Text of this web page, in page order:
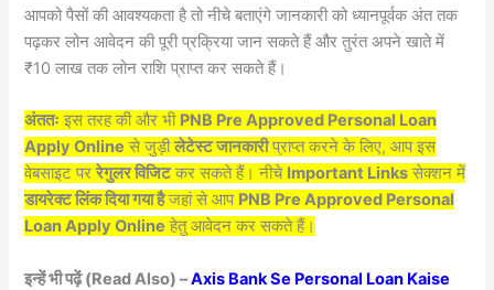
आपको पैसों की आवश्यकता है तो नीचे बताएंगे जानकारी को ध्यानपूर्वक अंत तक
पढ़कर लोन आवेदन की पूरी प्रक्रिया जान सकते हैं और तुरंत अपने खाते में
₹10 लाख तक लोन राशि प्राप्त कर सकते हैं।
अंततः इस तरह की और भी PNB Pre Approved Personal Loan
Apply Online से जुड़ीलेटेस्ट जानकारीप्राप्त करने के लिए, आप इस
वेबसाइट पररेगुलर विजिटकर सकते हैं। नीचे Important Links सेक्शन में
डायरेक्ट लिंक दिया गया हैजहां से आप PNB Pre Approved Personal
Loan Apply Online हेतु आवेदन कर सकते हैं।
इन्हें भी पढ़ें (Read Also) –Axis Bank Se Personal Loan Kaise